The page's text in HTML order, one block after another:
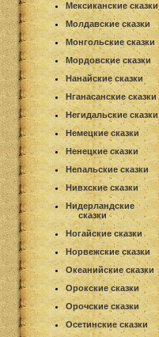
Мексиканские сказки
Молдавские сказки
Монгольские сказки
Мордовские сказки
Нанайские сказки
Нганасанские сказки
Негидальские сказки
Немецкие сказки
Ненецкие сказки
Непальские сказки
Нивхские сказки
Нидерландские
сказки
Ногайские сказки
Норвежские сказки
Океанийские сказки
Орокские сказки
Орочские сказки
Осетинские сказки